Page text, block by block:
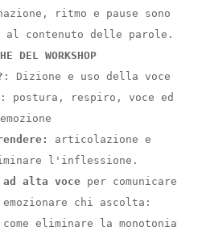
ritmo e pause sono
contenuto delle parole.
DEL WORKSHOP
: Dizione e uso della voce
: postura, respiro, voce ed
emozione
articolazione e
l'inflessione.
alta voce per comunicare
emozionare chi ascolta:
eliminare la monotonia